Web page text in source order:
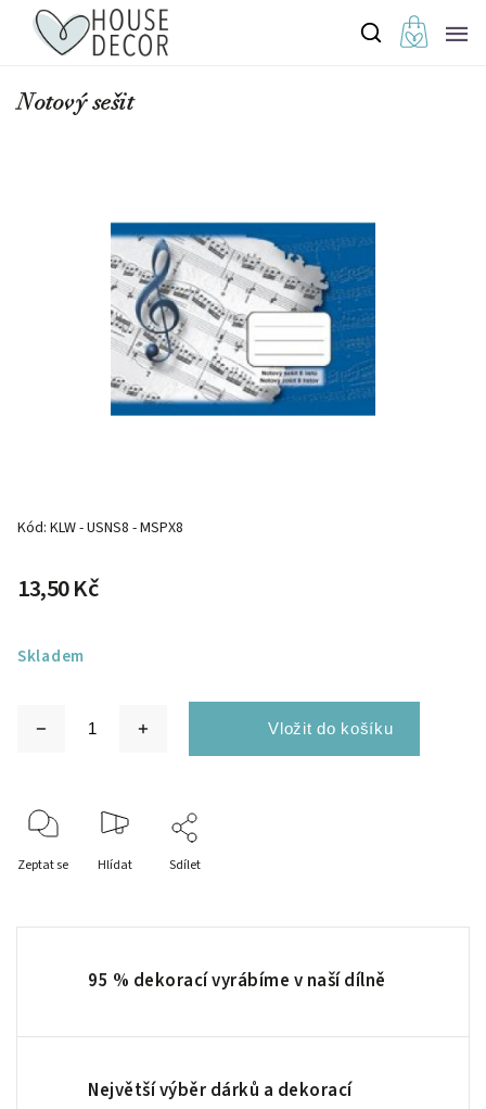
Notový sešit
Kód: KLW - USNS8 - MSPX8
13,50 Kč
Skladem
Zeptat se Hlídat Sdílet
95 % dekorací vyrábíme v naší dílně
Největší výběr dárků a dekorací